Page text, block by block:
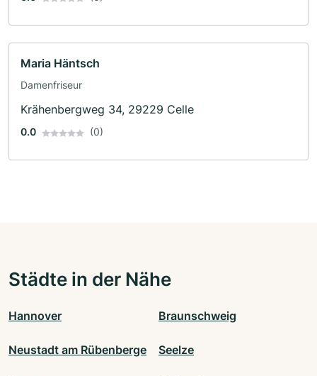
Maria Häntsch
Damenfriseur
Krähenbergweg 34, 29229 Celle
0.0 (0)
Städte in der Nähe
Hannover Braunschweig
Neustadt am Rübenberge Seelze